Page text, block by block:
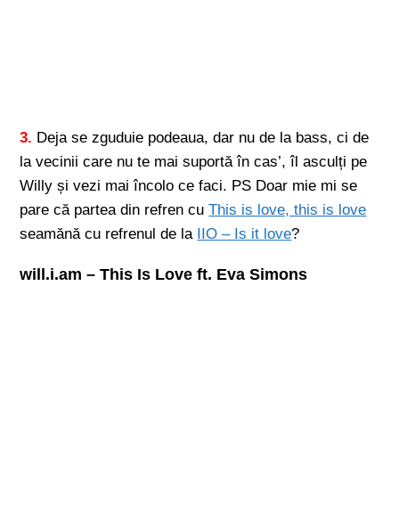
3. Deja se zguduie podeaua, dar nu de la bass, ci de
la vecinii care nu te mai suportă în cas’, îl asculți pe
Willy și vezi mai încolo ce faci. PS Doar mie mi se
pare că partea din refren cuThis is love, this is love
seamănă cu refrenul de la IIO – Is it love?
will.i.am – This Is Love ft. Eva Simons